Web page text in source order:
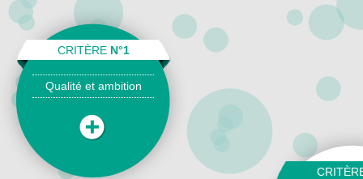
CRITÈRE N°1
Qualité et ambition